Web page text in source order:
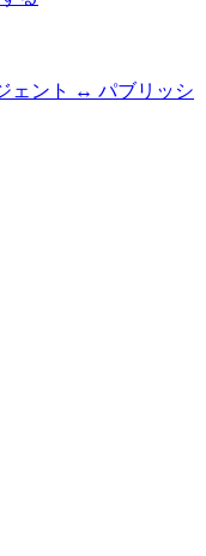
ェント ↔ パブリッシ